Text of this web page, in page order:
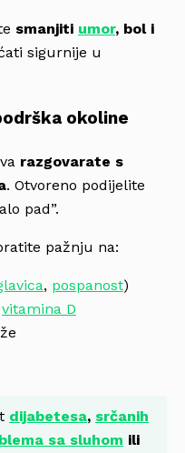
smanjiti umor, bol i
sigurnije u
okoline
razgovarate s
. Otvoreno podijelite
pad”.
pažnju na:
, pospanost)
vitamina D
dijabetesa, srčanih
sa sluhom ili